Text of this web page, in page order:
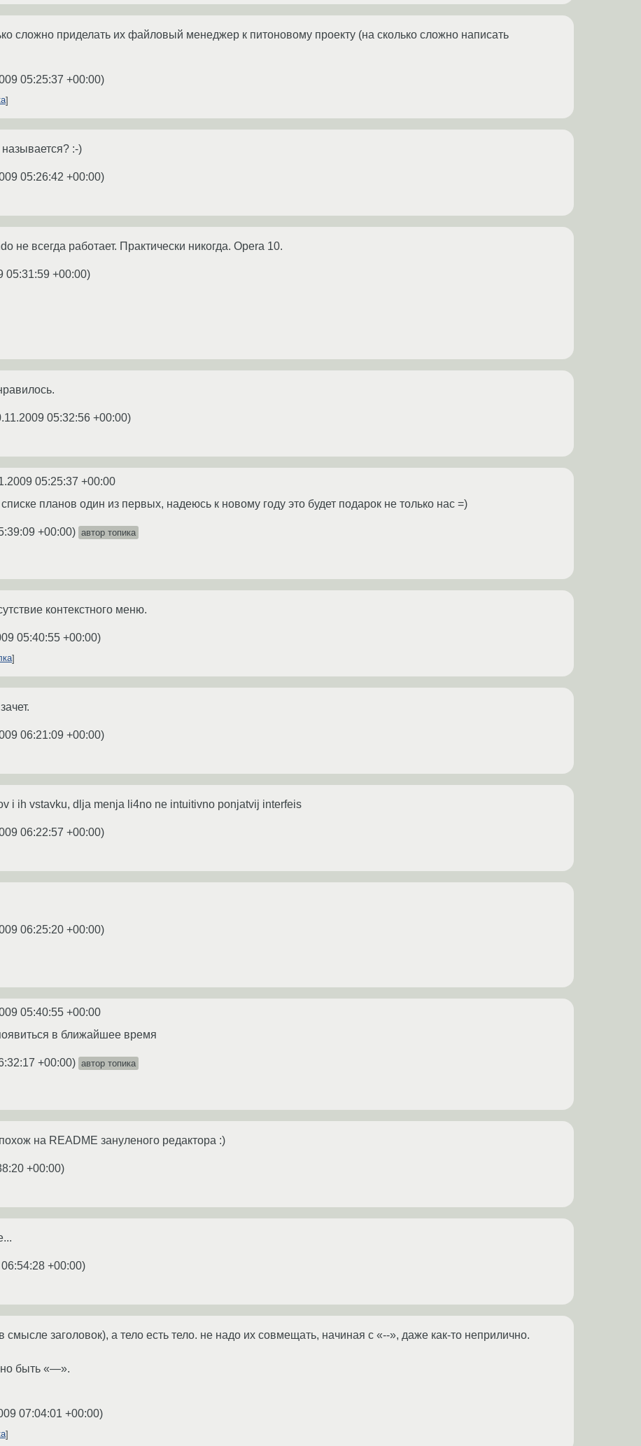
сложно приделать их файловый менеджер к питоновому проекту (на сколько сложно написать
05:25:37 +00:00)
:-)
05:26:42 +00:00)
не всегда работает. Практически никогда. Opera 10.
05:31:59 +00:00)
05:32:56 +00:00)
05:25:37 +00:00
планов один из первых, надеюсь к новому году это будет подарок не только нас =)
+00:00) автор топика
контекстного меню.
05:40:55 +00:00)
06:21:09 +00:00)
i ih vstavku, dlja menja li4no ne intuitivno ponjatvij interfeis
06:22:57 +00:00)
06:25:20 +00:00)
05:40:55 +00:00
в ближайшее время
+00:00) автор топика
на README зануленого редактора :)
+00:00)
+00:00)
смысле заголовок), а тело есть тело. не надо их совмещать, начиная с «--», даже как-то неприлично.
быть «—».
07:04:01 +00:00)